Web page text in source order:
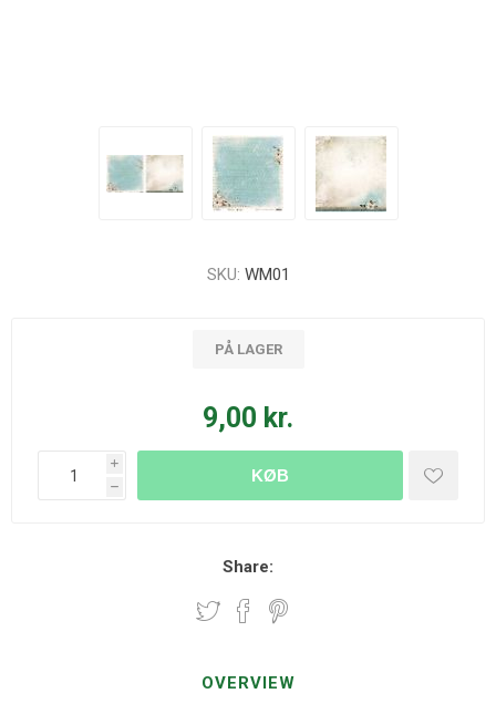
SKU: WM01
PÅ LAGER
9,00 kr.
i
h
KØB
Share:
OVERVIEW